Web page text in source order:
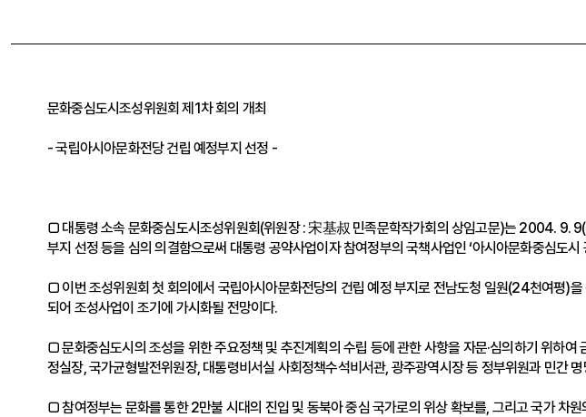
문화중심도시조성위원회 제1차 회의 개최
- 국립아시아문화전당 건립 예정부지 선정 -
□ 대통령 소속 문화중심도시조성위원회(위원장 : 宋基叔 민족문학작가회의 상임고문)는 2004. 9.
부지 선정 등을 심의 의결함으로써 대통령 공약사업이자 참여정부의 국책사업인 ‘아시아문화중심도시
□ 이번 조성위원회 첫 회의에서 국립아시아문화전당의 건립 예정 부지로 전남도청 일원(24천여평)
되어 조성사업이 조기에 가시화될 전망이다.
□ 문화중심도시의 조성을 위한 주요정책 및 추진계획의 수립 등에 관한 사항을 자문·심의하기 위하
정실장, 국가균형발전위원장, 대통령비서실 사회정책수석비서관, 광주광역시장 등 정부위원과 민간
□ 참여정부는 문화를 통한 2만불 시대의 진입 및 동북아 중심 국가로의 위상 확보를, 그리고 국가 차